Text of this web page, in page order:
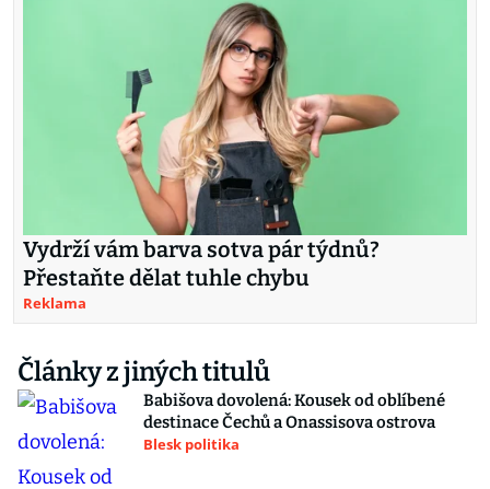
Vydrží vám barva sotva pár týdnů?
Přestaňte dělat tuhle chybu
Reklama
Články z jiných titulů
Babišova dovolená: Kousek od oblíbené
destinace Čechů a Onassisova ostrova
Blesk politika